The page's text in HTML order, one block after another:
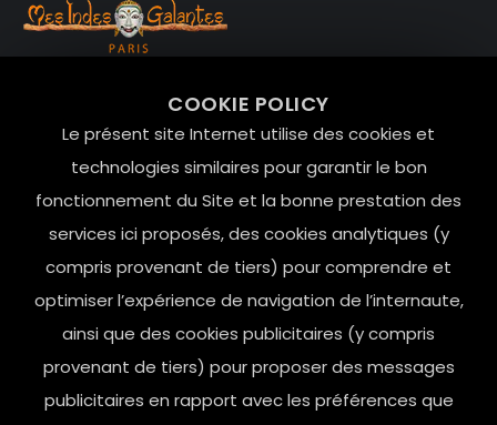
COOKIE POLICY
Le présent site Internet utilise des cookies et
technologies similaires pour garantir le bon
fonctionnement du Site et la bonne prestation des
services ici proposés, des cookies analytiques (y
compris provenant de tiers) pour comprendre et
optimiser l’expérience de navigation de l’internaute,
ainsi que des cookies publicitaires (y compris
provenant de tiers) pour proposer des messages
publicitaires en rapport avec les préférences que
Le Marais, 75004 Paris
contact@mesindesgalantes.com
01.42.72.42.51